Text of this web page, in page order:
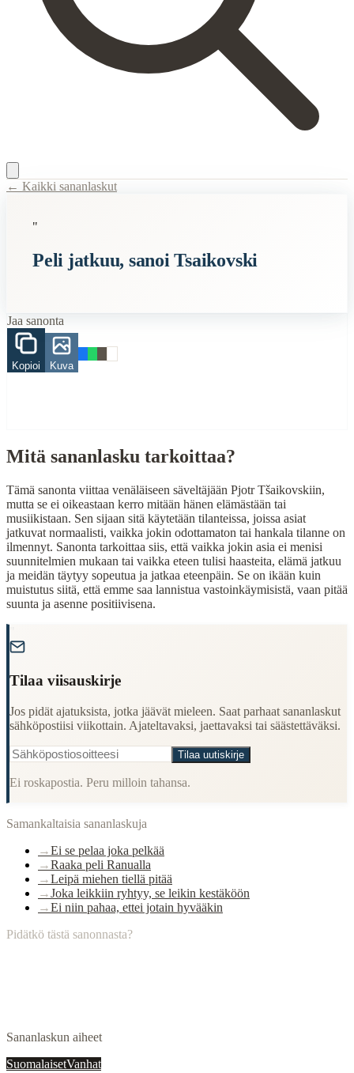
Description:Tämä sanonta viittaa venäläiseen säveltäjään Pjotr
Suomalaiset
Vanhat
Related Topics
Finding Finnish proverbs about specific topics
Learning Finnish language through proverbs
Finding quotes for speeches or writing
Cultural Context
Language:Finnish (suomi)
Origin:Finland
Period: Traditional folk wisdom
← Kaikki sananlaskut
"
Peli jatkuu, sanoi Tsaikovski
Jaa sanonta
Kopioi Kuva
Mitä sananlasku tarkoittaa?
Tämä sanonta viittaa venäläiseen säveltäjään Pjotr Tšaikovskiin,
mutta se ei oikeastaan kerro mitään hänen elämästään tai
musiikistaan. Sen sijaan sitä käytetään tilanteissa, joissa asiat
jatkuvat normaalisti, vaikka jokin odottamaton tai hankala tilanne on
ilmennyt. Sanonta tarkoittaa siis, että vaikka jokin asia ei menisi
suunnitelmien mukaan tai vaikka eteen tulisi haasteita, elämä jatkuu
ja meidän täytyy sopeutua ja jatkaa eteenpäin. Se on ikään kuin
muistutus siitä, että emme saa lannistua vastoinkäymisistä, vaan pitää
suunta ja asenne positiivisena.
Tilaa viisauskirje
Jos pidät ajatuksista, jotka jäävät mieleen. Saat parhaat sananlaskut
sähköpostiisi viikottain. Ajateltavaksi, jaettavaksi tai säästettäväksi.
Tilaa uutiskirje
Ei roskapostia. Peru milloin tahansa.
Samankaltaisia sananlaskuja
→Ei se pelaa joka pelkää
→Raaka peli Ranualla
→Leipä miehen tiellä pitää
→Joka leikkiin ryhtyy, se leikin kestäköön
→Ei niin pahaa, ettei jotain hyvääkin
Pidätkö tästä sanonnasta?
Sananlaskun aiheet
SuomalaisetVanhat